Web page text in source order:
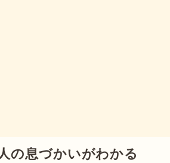
の息づかいがわかる